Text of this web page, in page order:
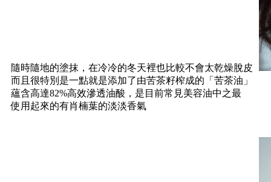
隨時隨地的塗抹，在冷冷的冬天裡也比較不會太乾燥脫皮
而且很特別是一點就是添加了由苦茶籽榨成的「苦茶油」
蘊含高達82%高效滲透油酸，是目前常見美容油中之最
使用起來的有肖楠葉的淡淡香氣